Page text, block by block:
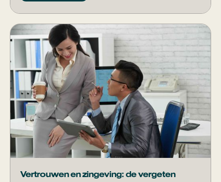
Vertrouwen en zingeving: de vergeten